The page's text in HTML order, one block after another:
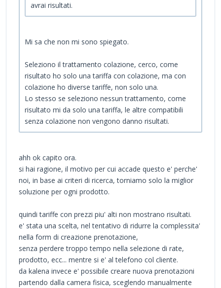
avrai risultati.
Mi sa che non mi sono spiegato.
Seleziono il trattamento colazione, cerco, come
risultato ho solo una tariffa con colazione, ma con
colazione ho diverse tariffe, non solo una.
Lo stesso se seleziono nessun trattamento, come
risultato mi da solo una tariffa, le altre compatibili
senza colazione non vengono danno risultati.
ahh ok capito ora.
si hai ragione, il motivo per cui accade questo e' perche'
noi, in base ai criteri di ricerca, torniamo solo la miglior
soluzione per ogni prodotto.
quindi tariffe con prezzi piu' alti non mostrano risultati.
e' stata una scelta, nel tentativo di ridurre la complessita'
nella form di creazione prenotazione,
senza perdere troppo tempo nella selezione di rate,
prodotto, ecc... mentre si e' al telefono col cliente.
da kalena invece e' possibile creare nuova prenotazioni
partendo dalla camera fisica, sceglendo manualmente